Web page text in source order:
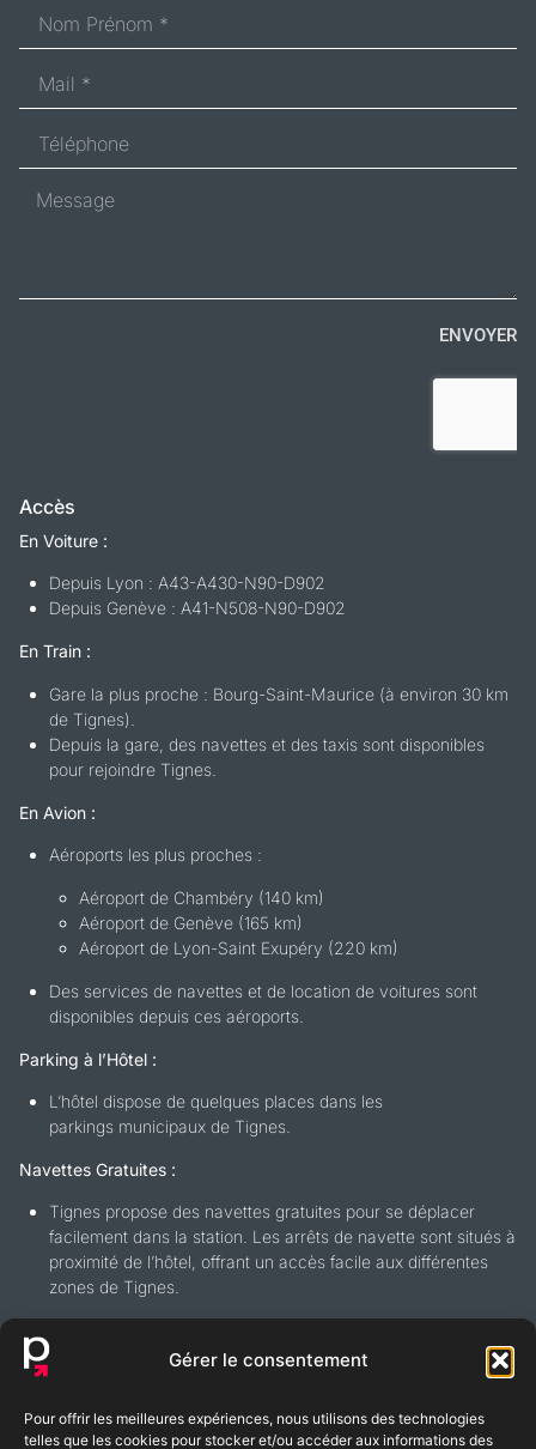
Gérer le consentement
Pour offrir les meilleures expériences, nous utilisons des technologies
telles que les cookies pour stocker et/ou accéder aux informations des
ENVOYER
Accès
En Voiture :
Depuis Lyon : A43-A430-N90-D902
Depuis Genève : A41-N508-N90-D902
En Train :
Gare la plus proche : Bourg-Saint-Maurice (à environ 30 km
de Tignes).
Depuis la gare, des navettes et des taxis sont disponibles
pour rejoindre Tignes.
En Avion :
Aéroports les plus proches :
Aéroport de Chambéry (140 km)
Aéroport de Genève (165 km)
Aéroport de Lyon-Saint Exupéry (220 km)
Des services de navettes et de location de voitures sont
disponibles depuis ces aéroports.
Parking à l’Hôtel :
L’hôtel dispose de quelques places dans les
parkings municipaux de Tignes.
Navettes Gratuites :
Tignes propose des navettes gratuites pour se déplacer
facilement dans la station. Les arrêts de navette sont situés à
proximité de l’hôtel, offrant un accès facile aux différentes
zones de Tignes.
BLOGFAQ